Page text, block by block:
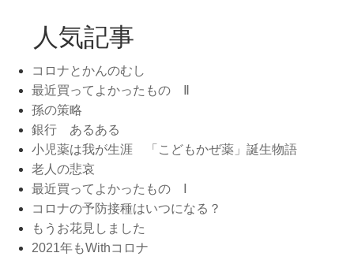
人気記事
コロナとかんのむし
最近買ってよかったもの Ⅱ
孫の策略
銀行 あるある
小児薬は我が生涯 「こどもかぜ薬」誕生物語
老人の悲哀
最近買ってよかったもの Ⅰ
コロナの予防接種はいつになる？
もうお花見しました
2021年もWithコロナ